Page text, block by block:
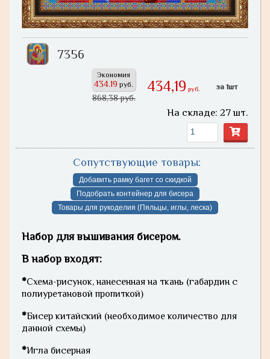
7356
Экономия
434.19 руб.
868,38 руб.
434,19 руб. за 1шт
На складе: 27 шт.
Сопутствующие товары:
Добавить рамку багет со скидкой
Подобрать контейнер для бисера
Товары для рукоделия (Пяльцы, иглы, леска)
Набор для вышивания бисером.
В набор входят:
*Схема-рисунок, нанесенная на ткань (габардин с
полиуретановой пропиткой)
*Бисер китайский (необходимое количество для
данной схемы)
*Игла бисерная